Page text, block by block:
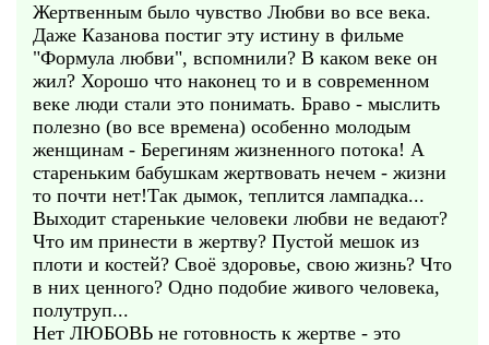
Жертвенным было чувство Любви во все века.
Даже Казанова постиг эту истину в фильме
"Формула любви", вспомнили? В каком веке он
жил? Хорошо что наконец то и в современном
веке люди стали это понимать. Браво - мыслить
полезно (во все времена) особенно молодым
женщинам - Берегиням жизненного потока! А
стареньким бабушкам жертвовать нечем - жизни
то почти нет!Так дымок, теплится лампадка...
Выходит старенькие человеки любви не ведают?
Что им принести в жертву? Пустой мешок из
плоти и костей? Своё здоровье, свою жизнь? Что
в них ценного? Одно подобие живого человека,
полутруп...
Нет ЛЮБОВЬ не готовность к жертве - это